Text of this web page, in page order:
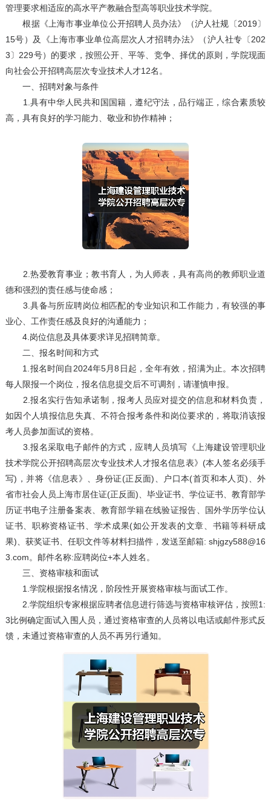
管理要求相适应的高水平产教融合型高等职业技术学院。
根据《上海市事业单位公开招聘人员办法》（沪人社规〔2019〕
15号）及《上海市事业单位高层次人才招聘办法》（沪人社专〔202
3〕229号）的要求，按照公开、平等、竞争、择优的原则，学院现面
向社会公开招聘高层次专业技术人才12名。
一、招聘对象与条件
1.具有中华人民共和国国籍，遵纪守法，品行端正，综合素质较
高，具有良好的学习能力、敬业和协作精神；
2.热爱教育事业；教书育人，为人师表，具有高尚的教师职业道
德和强烈的责任感与使命感；
3.具备与所应聘岗位相匹配的专业知识和工作能力，有较强的事
业心、工作责任感及良好的沟通能力；
4.岗位信息及具体要求详见招聘简章。
二、报名时间和方式
1.报名时间自2024年5月8日起，全年有效，招满为止。本次招聘
每人限报一个岗位，报名信息提交后不可调剂，请谨慎申报。
2.报名实行告知承诺制，报考人员应对提交的信息和材料负责，
如因个人填报信息失真、不符合报考条件和岗位要求的，将取消该报
考人员参加面试的资格。
3.报名采取电子邮件的方式，应聘人员填写《上海建设管理职业
技术学院公开招聘高层次专业技术人才报名信息表》(本人签名必须手
写)，并将《信息表》、身份证(正反面)、户口本(首页和本人页)、外
省市社会人员上海市居住证(正反面)、毕业证书、学位证书、教育部学
历证书电子注册备案表、教育部学籍在线验证报告、国外学历学位认
证书、职称资格证书、学术成果(如公开发表的文章、书籍等科研成
果)、获奖证书、任职文件等材料扫描件，发送至邮箱: shjgzy588@16
3.com。邮件名称:应聘岗位+本人姓名。
三、资格审核和面试
1.学院根据报名情况，阶段性开展资格审核与面试工作。
2.学院组织专家根据应聘者信息进行筛选与资格审核评估，按照1:
3比例确定面试入围人员，通过资格审查的人员将以电话或邮件形式反
馈，未通过资格审查的人员不再另行通知。